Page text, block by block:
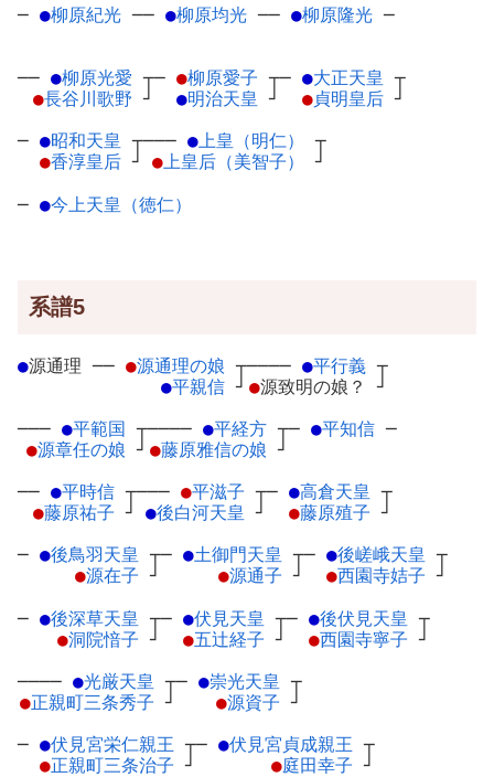
─ ●柳原紀光 ── ●柳原均光 ── ●柳原隆光 ─
── ●柳原光愛 ┬
●長谷川歌野 ┘
─ ●柳原愛子 ┬
●明治天皇 ┘
─ ●大正天皇 ┬
●貞明皇后 ┘
─ ●昭和天皇 ┬
●香淳皇后 ┘
─── ●上皇（明仁）
┬
●上皇后（美智子） ┘
─ ●今上天皇（徳仁）
系譜5
●源通理 ── ●源通理の娘 ┬
●平親信 ┘
──── ●平行義 ┬
●源致明の娘？ ┘
─── ●平範国 ┬
●源章任の娘 ┘
──── ●平経方 ┬
●藤原雅信の娘 ┘
─ ●平知信 ─
── ●平時信 ┬
●藤原祐子 ┘
─── ●平滋子 ┬
●後白河天皇 ┘
─ ●高倉天皇 ┬
●藤原殖子 ┘
─ ●後鳥羽天皇 ┬
●源在子 ┘
─ ●土御門天皇 ┬
●源通子 ┘
─ ●後嵯峨天皇 ┬
●西園寺姞子 ┘
─ ●後深草天皇 ┬
●洞院愔子 ┘
─ ●伏見天皇 ┬
●五辻経子 ┘
─ ●後伏見天皇 ┬
●西園寺寧子 ┘
──── ●光厳天皇 ┬
●正親町三条秀子 ┘
─ ●崇光天皇 ┬
●源資子 ┘
─ ●伏見宮栄仁親王 ┬
●正親町三条治子 ┘
─ ●伏見宮貞成親王 ┬
●庭田幸子 ┘